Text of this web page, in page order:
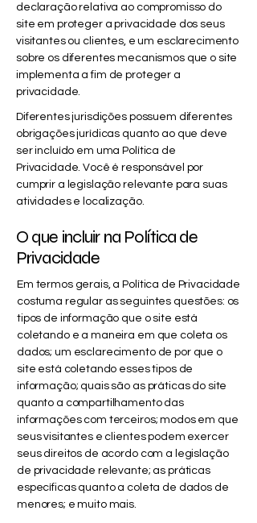
declaração relativa ao compromisso do
site em proteger a privacidade dos seus
visitantes ou clientes, e um esclarecimento
sobre os diferentes mecanismos que o site
implementa a fim de proteger a
privacidade.
Diferentes jurisdições possuem diferentes
obrigações jurídicas quanto ao que deve
ser incluído em uma Política de
Privacidade. Você é responsável por
cumprir a legislação relevante para suas
atividades e localização.
O que incluir na Política de
Privacidade
Em termos gerais, a Política de Privacidade
costuma regular as seguintes questões: os
tipos de informação que o site está
coletando e a maneira em que coleta os
dados; um esclarecimento de por que o
site está coletando esses tipos de
informação; quais são as práticas do site
quanto a compartilhamento das
informações com terceiros; modos em que
seus visitantes e clientes podem exercer
seus direitos de acordo com a legislação
de privacidade relevante; as práticas
específicas quanto a coleta de dados de
menores; e muito mais.